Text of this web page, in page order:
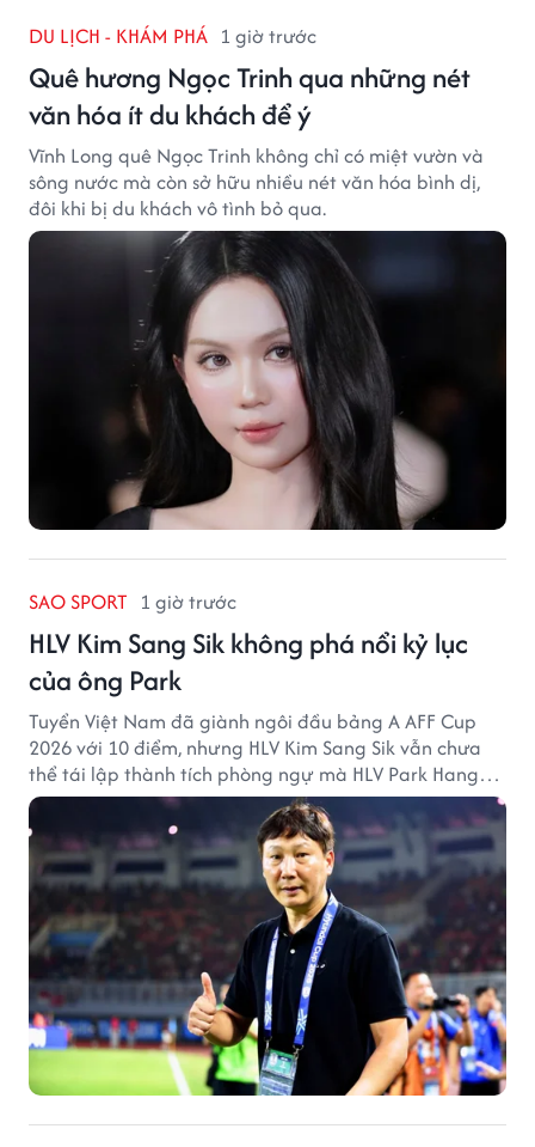
DU LỊCH - KHÁM PHÁ 1 giờ trước
Quê hương Ngọc Trinh qua những nét
văn hóa ít du khách để ý
Vĩnh Long quê Ngọc Trinh không chỉ có miệt vườn và
sông nước mà còn sở hữu nhiều nét văn hóa bình dị,
đôi khi bị du khách vô tình bỏ qua.
SAO SPORT 1 giờ trước
HLV Kim Sang Sik không phá nổi kỷ lục
của ông Park
Tuyển Việt Nam đã giành ngôi đầu bảng A AFF Cup
2026 với 10 điểm, nhưng HLV Kim Sang Sik vẫn chưa
thể tái lập thành tích phòng ngự mà HLV Park Hang
Seo từng tạo ra.